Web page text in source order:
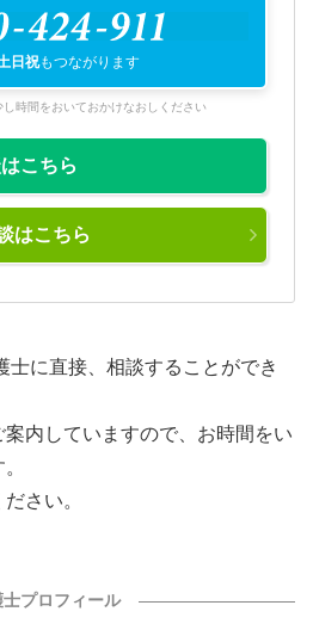
424-911
日祝もつながります
時間をおいておかけなおしください
こちら
はこちら
士に直接、相談することができ
内していますので、お時間をい
さい。
士プロフィール